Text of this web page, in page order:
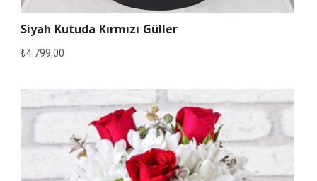
Siyah Kutuda Kırmızı Güller
₺4.799,00